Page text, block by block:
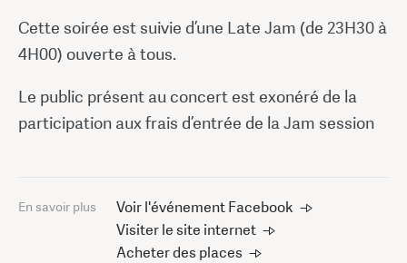
Cette soirée est suivie d’une Late Jam (de 23H30 à
4H00) ouverte à tous.
Le public présent au concert est exonéré de la
participation aux frais d’entrée de la Jam session
En savoir plus
Voir l'événement Facebook
Visiter le site internet
Acheter des places